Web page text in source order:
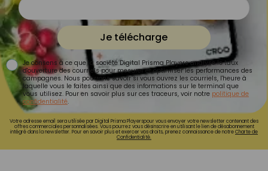
Je télécharge
Je consens à ce que la société Digital Prisma Players analyse le taux
d'ouverture des courriels pour mesurer et optimiser les performances des
campagnes. Nous pourrons savoir si vous ouvrez les courriels, l'heure à
laquelle vous le faites ainsi que des informations sur le terminal que
vous utilisez. Pour en savoir plus sur ces traceurs, voir notre politique de
confidentialité.
Votre adresse email sera utilisée par Digital Prisma Playerspour vous envoyer votre newsletter contenant des
offres commerciales personnalisées. Vous pourrez vous désinscrire en utilisant le lien de désabonnement
intégré dans la newsletter. Pour en savoir plus et exercer vos droits, prenez connaissance de notreCharte de
Confidentialité.